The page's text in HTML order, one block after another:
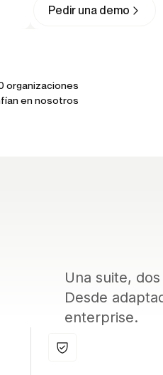
Pedir una demo
organizaciones
en nosotros
Una suite,
Desde
enterprise.